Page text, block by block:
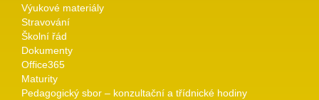
Výukové materiály
Stravování
Školní řád
Dokumenty
Office365
Maturity
Pedagogický sbor – konzultační a třídnické hodiny